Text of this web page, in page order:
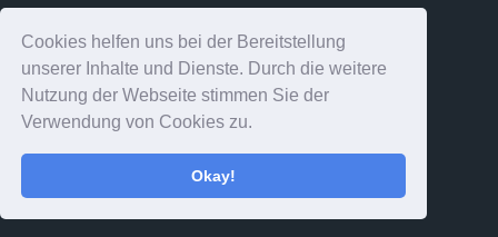
Cookies helfen uns bei der Bereitstellung
unserer Inhalte und Dienste. Durch die weitere
Nutzung der Webseite stimmen Sie der
Verwendung von Cookies zu.
Okay!